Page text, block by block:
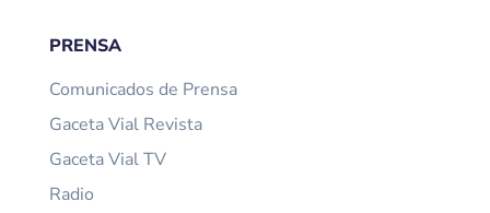
PRENSA
Comunicados de Prensa
Gaceta Vial Revista
Gaceta Vial TV
Radio